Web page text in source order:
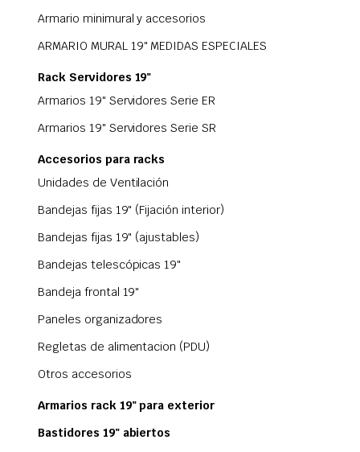
Armario minimural y accesorios
ARMARIO MURAL 19" MEDIDAS ESPECIALES
Rack Servidores 19"
Armarios 19" Servidores Serie ER
Armarios 19" Servidores Serie SR
Accesorios para racks
Unidades de Ventilación
Bandejas fijas 19" (Fijación interior)
Bandejas fijas 19" (ajustables)
Bandejas telescópicas 19"
Bandeja frontal 19"
Paneles organizadores
Regletas de alimentacion (PDU)
Otros accesorios
Armarios rack 19" para exterior
Bastidores 19" abiertos